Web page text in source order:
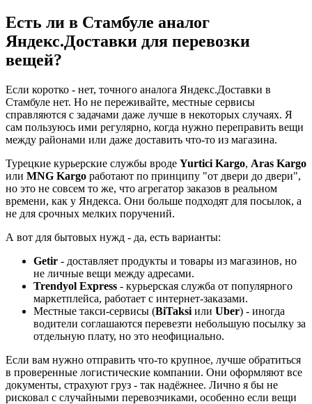
Есть ли в Стамбуле аналог
Яндекс.Доставки для перевозки
вещей?
Если коротко - нет, точного аналога Яндекс.Доставки в
Стамбуле нет. Но не переживайте, местные сервисы
справляются с задачами даже лучше в некоторых случаях. Я
сам пользуюсь ими регулярно, когда нужно переправить вещи
между районами или даже доставить что-то из магазина.
Турецкие курьерские службы вроде Yurtici Kargo, Aras Kargo
или MNG Kargo работают по принципу "от двери до двери",
но это не совсем то же, что агрегатор заказов в реальном
времени, как у Яндекса. Они больше подходят для посылок, а
не для срочных мелких поручений.
А вот для бытовых нужд - да, есть варианты:
Getir - доставляет продукты и товары из магазинов, но
не личные вещи между адресами.
Trendyol Express - курьерская служба от популярного
маркетплейса, работает с интернет-заказами.
Местные такси-сервисы (BiTaksi или Uber) - иногда
водители соглашаются перевезти небольшую посылку за
отдельную плату, но это неофициально.
Если вам нужно отправить что-то крупное, лучше обратиться
в проверенные логистические компании. Они оформляют все
документы, страхуют груз - так надёжнее. Лично я бы не
рисковал с случайными перевозчиками, особенно если вещи